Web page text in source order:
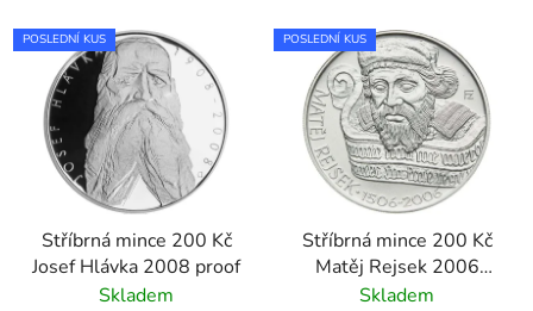
POSLEDNÍ KUS
Stříbrná mince 200 Kč
Josef Hlávka 2008 proof
Skladem
POSLEDNÍ KUS
Stříbrná mince 200 Kč
Matěj Rejsek 2006
proof
Skladem